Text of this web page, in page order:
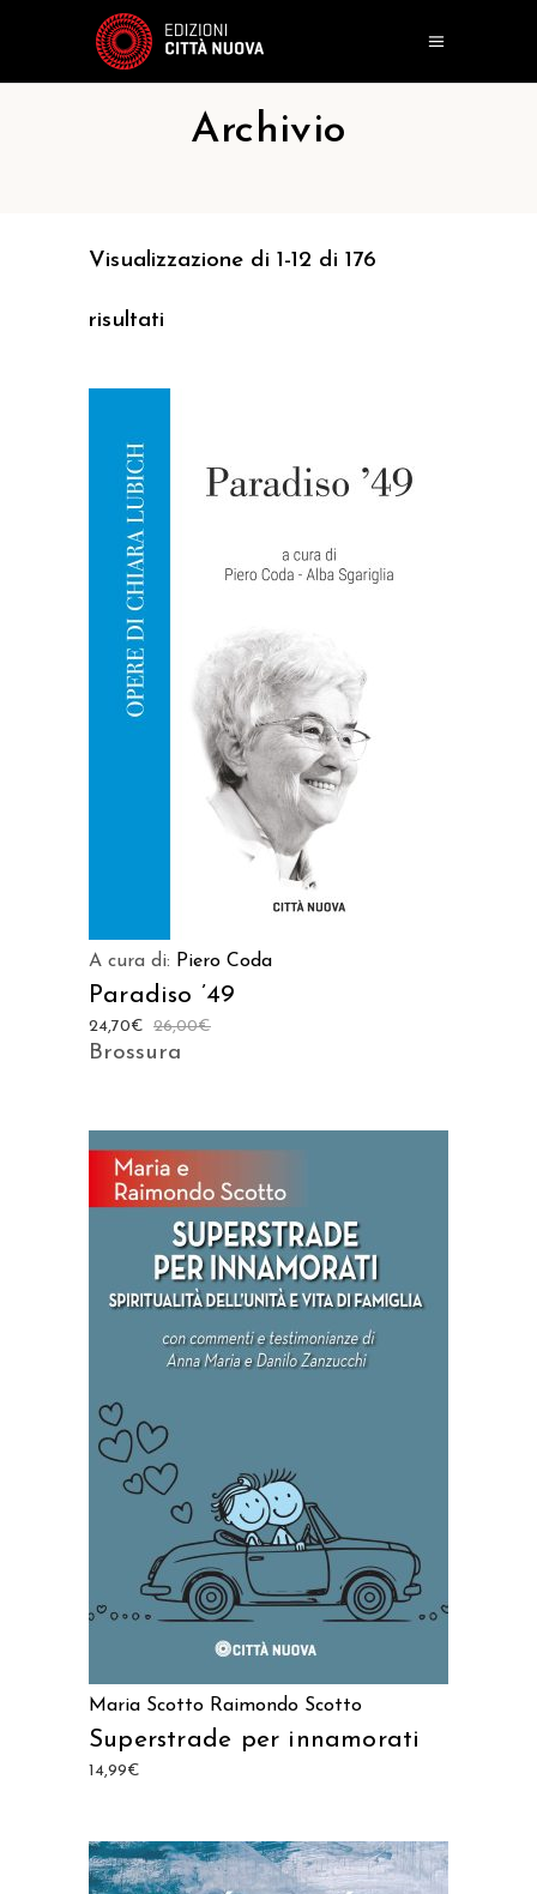
Archivio
Visualizzazione di 1-12 di 176
risultati
AGGIUNGI AL CARRELLO
A cura di: Piero Coda
Paradiso ’49
26,00€
24,70€
Brossura
Maria Scotto Raimondo Scotto
Superstrade per innamorati
14,99€